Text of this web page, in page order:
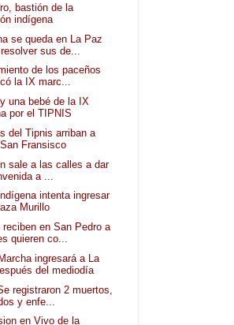
bastión de la
indígena
se queda en La Paz
sus de...
de los paceños
la IX marc...
una bebé de la IX
por el TIPNIS
del Tipnis arriban a
Fransisco
sale a las calles a dar
a ...
intenta ingresar
Murillo
reciben en San Pedro a
quieren co...
ingresará a La
del mediodía
registraron 2 muertos,
y enfe...
en Vivo de la